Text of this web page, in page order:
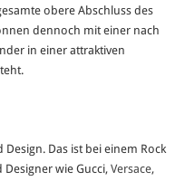
obere Abschluss des
dennoch mit einer nach
in einer attraktiven
Das ist bei einem Rock
wie Gucci, Versace,